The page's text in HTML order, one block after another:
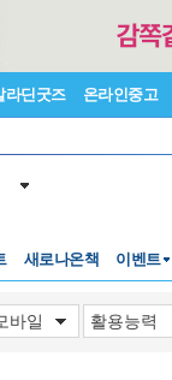
라딘굿즈 온라인중고
새로나온책 이벤트